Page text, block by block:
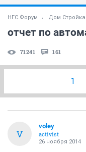
НГС.Форум Дом
71241 161
1
V
voley
activist
26 ноября 2014